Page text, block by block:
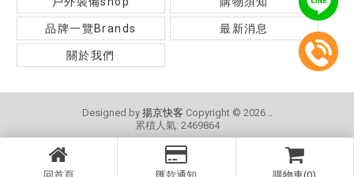
品牌一覽Brands 最新消息
關於我們
Designed by 揚京快客 Copyright © 2026 ..
累積人氣: 2469864